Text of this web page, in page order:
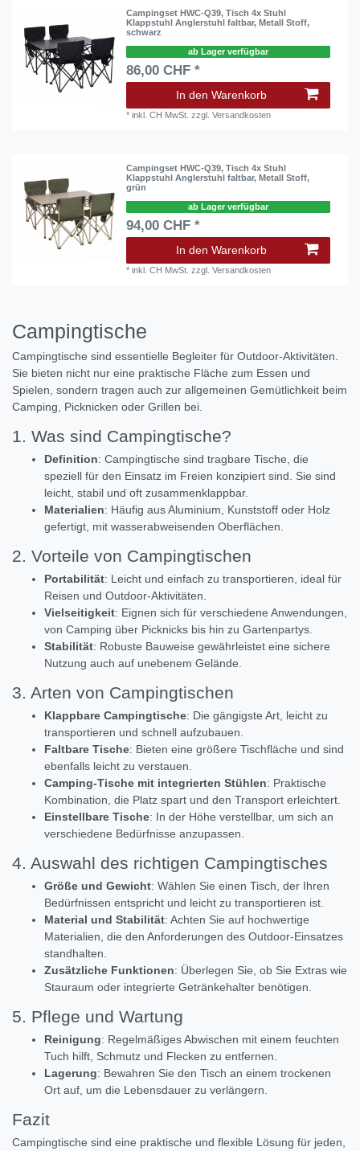
Campingset HWC-Q39, Tisch 4x Stuhl
Klappstuhl Anglerstuhl faltbar, Metall Stoff,
schwarz
ab Lager verfügbar
86,00 CHF *
In den Warenkorb
*inkl. CH MwSt. zzgl.Versandkosten
Campingset HWC-Q39, Tisch 4x Stuhl
Klappstuhl Anglerstuhl faltbar, Metall Stoff,
grün
ab Lager verfügbar
94,00 CHF *
In den Warenkorb
*inkl. CH MwSt. zzgl.Versandkosten
Campingtische
Campingtische sind essentielle Begleiter für Outdoor-Aktivitäten.
Sie bieten nicht nur eine praktische Fläche zum Essen und
Spielen, sondern tragen auch zur allgemeinen Gemütlichkeit beim
Camping, Picknicken oder Grillen bei.
1. Was sind Campingtische?
Definition: Campingtische sind tragbare Tische, die
speziell für den Einsatz im Freien konzipiert sind. Sie sind
leicht, stabil und oft zusammenklappbar.
Materialien: Häufig aus Aluminium, Kunststoff oder Holz
gefertigt, mit wasserabweisenden Oberflächen.
2. Vorteile von Campingtischen
Portabilität: Leicht und einfach zu transportieren, ideal für
Reisen und Outdoor-Aktivitäten.
Vielseitigkeit: Eignen sich für verschiedene Anwendungen,
von Camping über Picknicks bis hin zu Gartenpartys.
Stabilität: Robuste Bauweise gewährleistet eine sichere
Nutzung auch auf unebenem Gelände.
3. Arten von Campingtischen
Klappbare Campingtische: Die gängigste Art, leicht zu
transportieren und schnell aufzubauen.
Faltbare Tische: Bieten eine größere Tischfläche und sind
ebenfalls leicht zu verstauen.
Camping-Tische mit integrierten Stühlen: Praktische
Kombination, die Platz spart und den Transport erleichtert.
Einstellbare Tische: In der Höhe verstellbar, um sich an
verschiedene Bedürfnisse anzupassen.
4. Auswahl des richtigen Campingtisches
Größe und Gewicht: Wählen Sie einen Tisch, der Ihren
Bedürfnissen entspricht und leicht zu transportieren ist.
Material und Stabilität: Achten Sie auf hochwertige
Materialien, die den Anforderungen des Outdoor-Einsatzes
standhalten.
Zusätzliche Funktionen: Überlegen Sie, ob Sie Extras wie
Stauraum oder integrierte Getränkehalter benötigen.
5. Pflege und Wartung
Reinigung: Regelmäßiges Abwischen mit einem feuchten
Tuch hilft, Schmutz und Flecken zu entfernen.
Lagerung: Bewahren Sie den Tisch an einem trockenen
Ort auf, um die Lebensdauer zu verlängern.
Fazit
Campingtische sind eine praktische und flexible Lösung für jeden,